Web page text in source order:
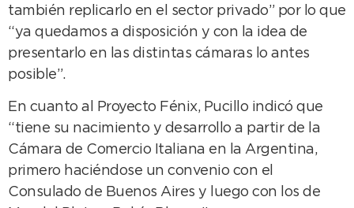
también replicarlo en el sector privado” por lo que
“ya quedamos a disposición y con la idea de
presentarlo en las distintas cámaras lo antes
posible”.
En cuanto al Proyecto Fénix, Pucillo indicó que
“tiene su nacimiento y desarrollo a partir de la
Cámara de Comercio Italiana en la Argentina,
primero haciéndose un convenio con el
Consulado de Buenos Aires y luego con los de